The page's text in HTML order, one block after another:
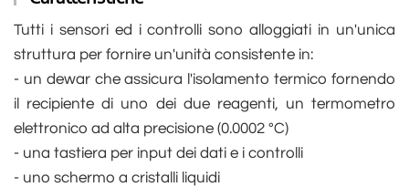
Tutti i sensori ed i controlli sono alloggiati in un'unica
struttura per fornire un'unità consistente in:
- un dewar che assicura l'isolamento termico fornendo
il recipiente di uno dei due reagenti, un termometro
elettronico ad alta precisione (0.0002 °C)
- una tastiera per input dei dati e i controlli
- uno schermo a cristalli liquidi